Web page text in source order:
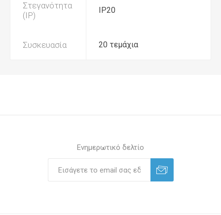
Στεγανότητα
(IP)
IP20
Συσκευασία 20 τεμάχια
Ενημερωτικό δελτίο